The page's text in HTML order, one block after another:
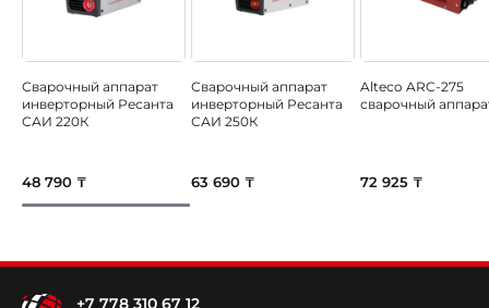
Сварочный аппарат
инверторный Ресанта
САИ 220К
48 790 ₸
Сварочный аппарат
инверторный Ресанта
САИ 250К
63 690 ₸
Alteco ARC-275
сварочный
72 925 ₸
+7 778 310 67 12